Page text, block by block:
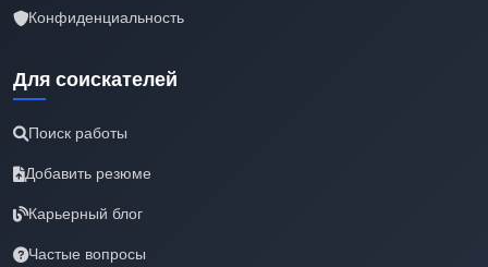
Конфиденциальность
Для соискателей
Поиск работы
Добавить резюме
Карьерный блог
Частые вопросы